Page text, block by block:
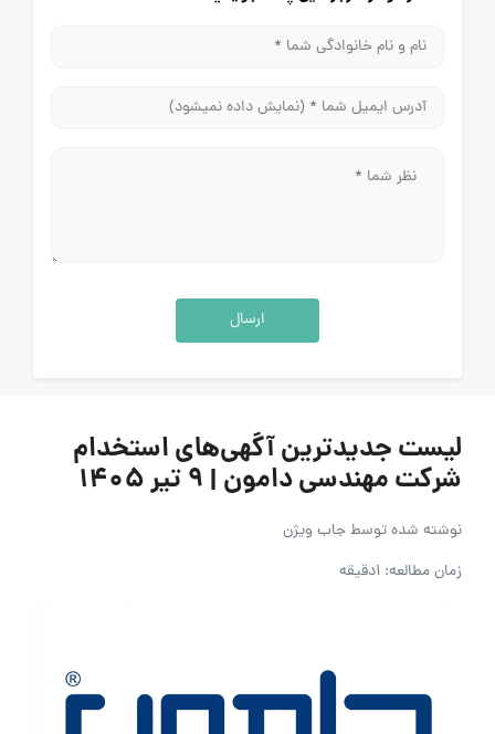
ارسال
لیست جدیدترین آگهی‌های استخدام
شرکت مهندسی دامون | ۹ تیر ۱۴۰۵
نوشته شده توسطجاب ویژن
زمان مطالعه: 1دقیقه